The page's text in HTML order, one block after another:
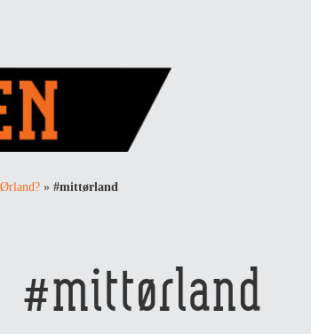
» #mittørland
#mittørland